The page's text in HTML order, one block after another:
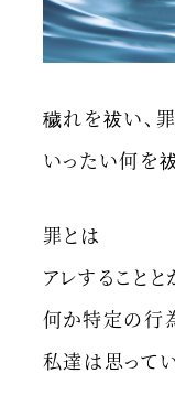
穢れを祓い、
いったい何を
罪とは
アレすること
何か特定の行
私達は思って